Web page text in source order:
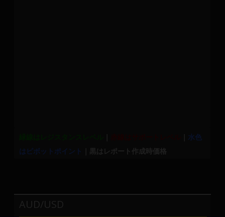
｜水色
はピボットポイント
｜黒はレポート作成時価格
AUD/USD